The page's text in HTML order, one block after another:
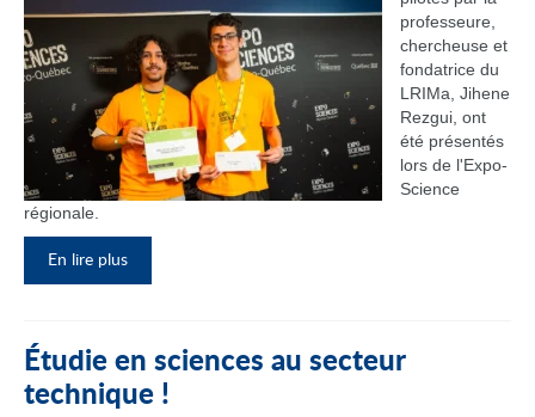
professeure,
chercheuse et
fondatrice du
LRIMa, Jihene
Rezgui, ont
été présentés
lors de l'Expo-
Science
régionale.
En lire plus
Étudie en sciences au secteur
technique !